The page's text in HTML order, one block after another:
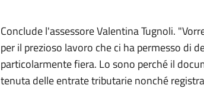
Conclude l'assessore Valentina Tugnoli.
per il prezioso lavoro che ci ha permesso di
particolarmente fiera. Lo sono perché il
tenuta delle entrate tributarie nonché